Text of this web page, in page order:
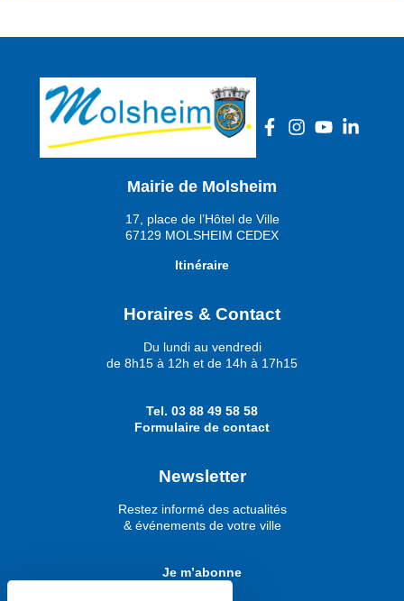
Mairie de Molsheim
17, place de l’Hôtel de Ville
67129 MOLSHEIM CEDEX
Itinéraire
Horaires & Contact
Du lundi au vendredi
de 8h15 à 12h et de 14h à 17h15
Tel. 03 88 49 58 58
Formulaire de contact
Newsletter
Restez informé des actualités
& événements de votre ville
Je m’abonne